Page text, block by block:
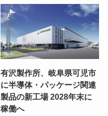
有沢製作所、岐阜県可児市
に半導体・パッケージ関連
製品の新工場 2028年末に
稼働へ